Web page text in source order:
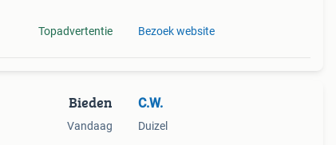
Topadvertentie Bezoek website
Bieden
Vandaag
C.W.
Duizel